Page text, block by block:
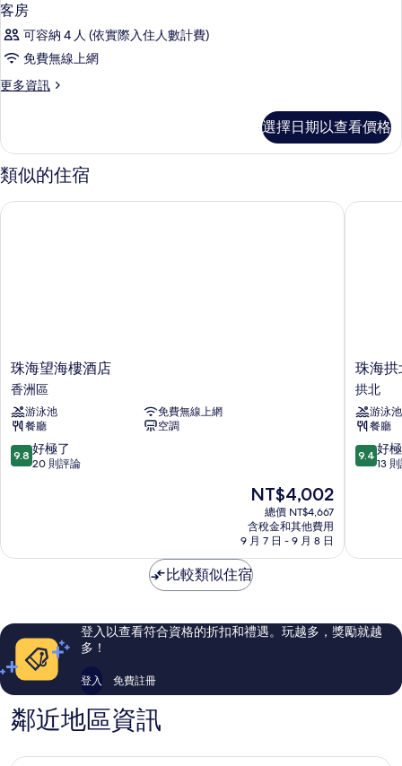
客房
可容納 4 人 (依實際入住人數計費)
免費無線上網
更多資訊
更
的
詳
情
選擇日期以查看價格
類似的住宿
珠
海
望
海
樓
酒
店
珠海望海樓酒店
香洲區
游泳池
免費無線上網
餐廳
空調
9.8
分，
極
評
論
9.8 好極了
20 則評論
現
價
格
為
NT$4,002
NT$4,002
總價 NT$4,667
含稅金和其他費用
9 月 7 日 - 9 月 8 日
珠海望海樓酒店
珠
海
拱
北
凱
悅
酒
珠海拱
拱北
游泳池
餐廳
9.4
分，
極
評
論
9.4 好
13
珠海拱
比較類似住宿
登入以查看符合資格的折扣和禮遇。玩越多，獎勵就越
多！
登入 免費註冊
鄰近地區資訊